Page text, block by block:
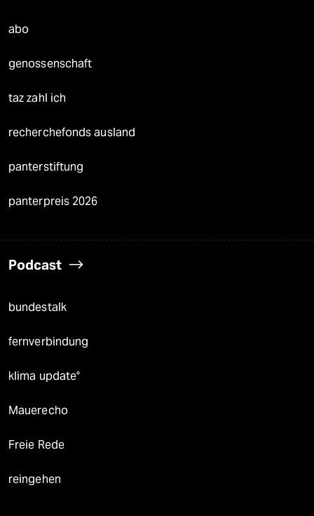
abo
genossenschaft
taz zahl ich
recherchefonds ausland
panterstiftung
panterpreis 2026
Podcast
bundestalk
fernverbindung
klima update°
Mauerecho
Freie Rede
reingehen